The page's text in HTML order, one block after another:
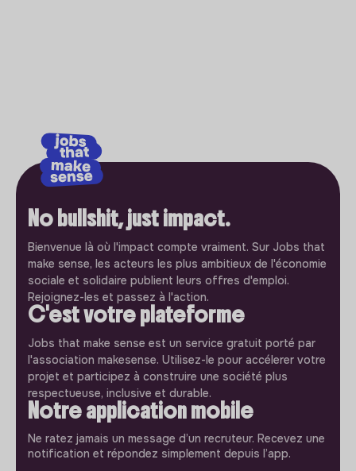
No bullshit, just impact.
Bienvenue là où l'impact compte vraiment. Sur Jobs that
make sense, les acteurs les plus ambitieux de l'économie
sociale et solidaire publient leurs offres d'emploi.
Rejoignez-les et passez à l'action.
C'est votre plateforme
Jobs that make sense est un service gratuit porté par
l'association makesense. Utilisez-le pour accélerer votre
projet et participez à construire une société plus
respectueuse, inclusive et durable.
Notre application mobile
Ne ratez jamais un message d’un recruteur. Recevez une
notification et répondez simplement depuis l’app.